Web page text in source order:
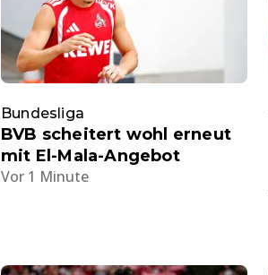
Bundesliga
BVB scheitert wohl erneut
mit El-Mala-Angebot
Vor 1 Minute